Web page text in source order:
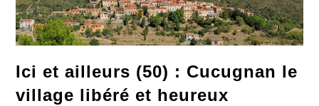
Ici et ailleurs (50) : Cucugnan le
village libéré et heureux